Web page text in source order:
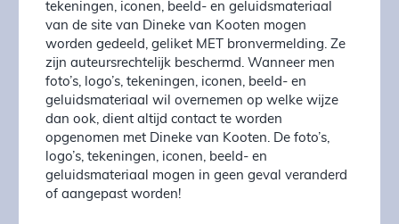
tekeningen, iconen, beeld- en geluidsmateriaal
van de site van Dineke van Kooten mogen
worden gedeeld, geliket MET bronvermelding. Ze
zijn auteursrechtelijk beschermd. Wanneer men
foto’s, logo’s, tekeningen, iconen, beeld- en
geluidsmateriaal wil overnemen op welke wijze
dan ook, dient altijd contact te worden
opgenomen met Dineke van Kooten. De foto’s,
logo’s, tekeningen, iconen, beeld- en
geluidsmateriaal mogen in geen geval veranderd
of aangepast worden!